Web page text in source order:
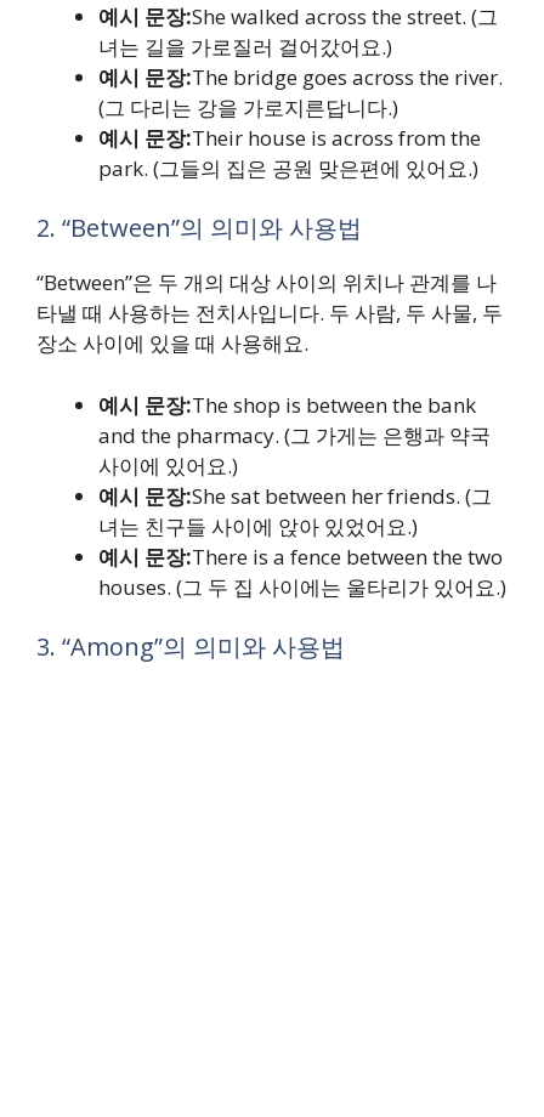
예시 문장:She walked across the street. (그
녀는 길을 가로질러 걸어갔어요.)
예시 문장:The bridge goes across the river.
(그 다리는 강을 가로지른답니다.)
예시 문장:Their house is across from the
park. (그들의 집은 공원 맞은편에 있어요.)
2. “Between”의 의미와 사용법
“Between”은 두 개의 대상 사이의 위치나 관계를 나
타낼 때 사용하는 전치사입니다. 두 사람, 두 사물, 두
장소 사이에 있을 때 사용해요.
예시 문장:The shop is between the bank
and the pharmacy. (그 가게는 은행과 약국
사이에 있어요.)
예시 문장:She sat between her friends. (그
녀는 친구들 사이에 앉아 있었어요.)
예시 문장:There is a fence between the two
houses. (그 두 집 사이에는 울타리가 있어요.)
3. “Among”의 의미와 사용법